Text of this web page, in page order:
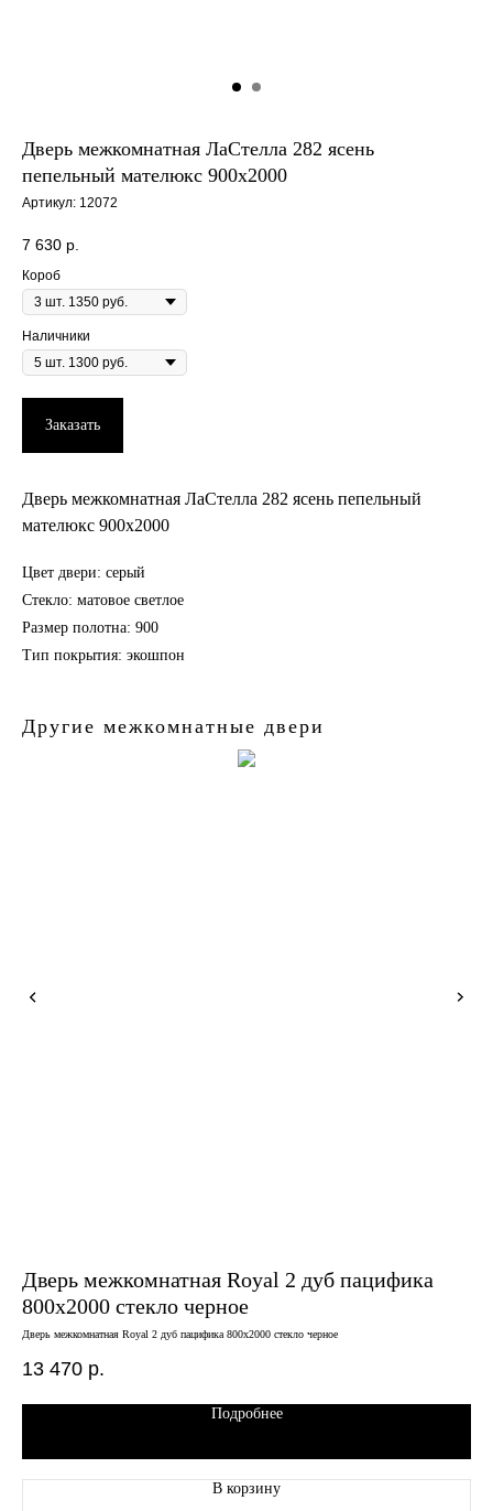
Дверь межкомнатная ЛаСтелла 282 ясень
пепельный мателюкс 900х2000
Артикул: 12072
7 630 р.
Короб
Наличники
Заказать
Дверь межкомнатная ЛаСтелла 282 ясень пепельный
мателюкс 900х2000
Цвет двери: серый
Стекло: матовое светлое
Размер полотна: 900
Тип покрытия: экошпон
Другие межкомнатные двери
Дверь межкомнатная Royal 2 дуб пацифика
800х2000 стекло черное
Дверь межкомнатная Royal 2 дуб пацифика 800х2000 стекло черное
13 470 р.
Подробнее
В корзину